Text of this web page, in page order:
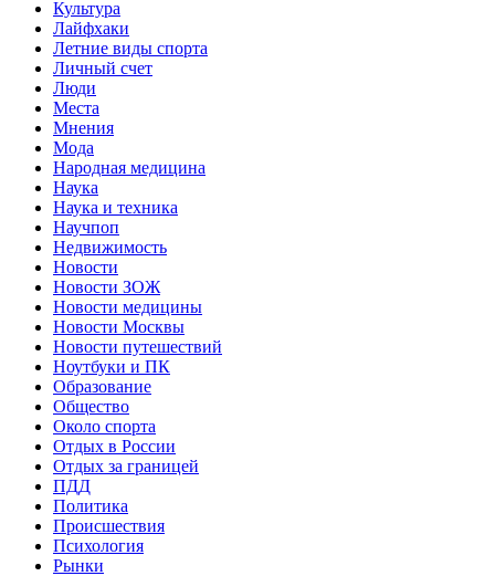
Культура
Лайфхаки
Летние виды спорта
Личный счет
Люди
Места
Мнения
Мода
Народная медицина
Наука
Наука и техника
Научпоп
Недвижимость
Новости
Новости ЗОЖ
Новости медицины
Новости Москвы
Новости путешествий
Ноутбуки и ПК
Образование
Общество
Около спорта
Отдых в России
Отдых за границей
ПДД
Политика
Происшествия
Психология
Рынки